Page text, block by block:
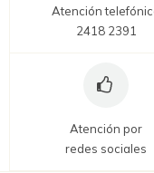
Atención
2418 2391
Atención por
redes sociales